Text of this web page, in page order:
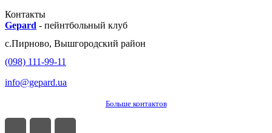
Контакты
Gepard - пейнтбольный клуб
с.Пирново, Вышгородский район
(098) 111-99-11
info@gepard.ua
Больше контактов